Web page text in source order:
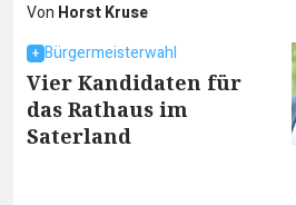
Von Horst Kruse
Bürgermeisterwahl
Vier Kandidaten für
das Rathaus im
Saterland